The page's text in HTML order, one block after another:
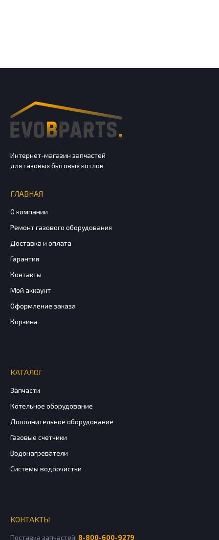
Интернет-магазин запчастей
для газовых бытовых котлов
ГЛАВНАЯ
О компании
Ремонт газового оборудования
Доставка и оплата
Гарантия
Контакты
Мой аккаунт
Оформление заказа
Корзина
КАТАЛОГ
Запчасти
Котельное оборудование
Дополнительное оборудование
Газовые счетчики
Водонагреватели
Системы водоочистки
КОНТАКТЫ
Поставка запчастей: 8-800-600-9279